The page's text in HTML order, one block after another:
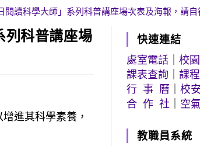
讀科學大師」系列科普講座場次表及海報，請自
列科普講座場
進其科學素養，
快速連結
處室電話 ｜校
課表查詢 ｜課
行 事 曆 ｜校
合 作 社
空
教職員系統